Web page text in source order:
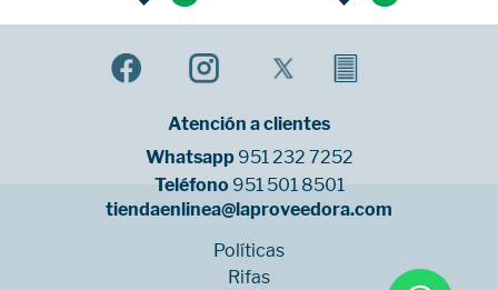
Atención a clientes
Whatsapp 951 232 7252
Teléfono 951 501 8501
tiendaenlinea@laproveedora.com
Políticas
Rifas